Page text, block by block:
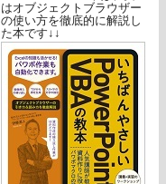
はオブジェクトブラウザー
の使い方を徹底的に解説し
た本です↓↓